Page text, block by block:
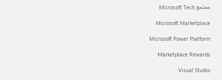
مجتمع Microsoft Tech
Microsoft Marketplace
Microsoft Power Platform
Marketplace Rewards
Visual Studio